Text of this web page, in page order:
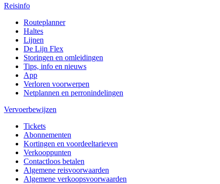
Reisinfo
Routeplanner
Haltes
Lijnen
De Lijn Flex
Storingen en omleidingen
Tips, info en nieuws
App
Verloren voorwerpen
Netplannen en perronindelingen
Vervoerbewijzen
Tickets
Abonnementen
Kortingen en voordeeltarieven
Verkooppunten
Contactloos betalen
Algemene reisvoorwaarden
Algemene verkoopsvoorwaarden